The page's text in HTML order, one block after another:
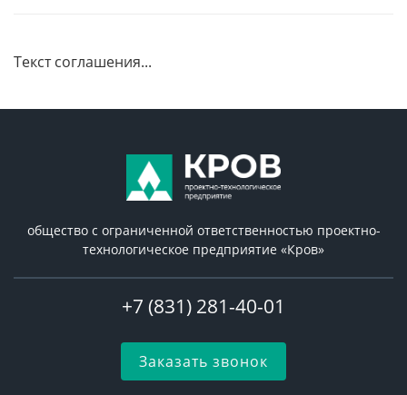
Текст соглашения...
общество с ограниченной ответственностью проектно-
технологическое предприятие «Кров»
+7 (831) 281-40-01
Заказать звонок